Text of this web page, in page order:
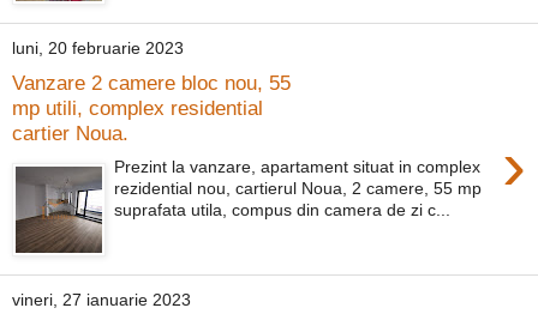
luni, 20 februarie 2023
Vanzare 2 camere bloc nou, 55
mp utili, complex residential
cartier Noua.
›
Prezint la vanzare, apartament situat in complex
rezidential nou, cartierul Noua, 2 camere, 55 mp
suprafata utila, compus din camera de zi c...
vineri, 27 ianuarie 2023